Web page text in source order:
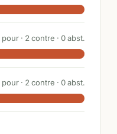
pour · 2 contre · 0abst.
pour · 2 contre · 0abst.